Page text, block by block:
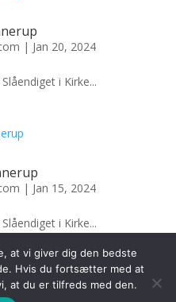
| Jan 20, 2024
i Kirke...
| Jan 15, 2024
i Kirke...
at vi giver dig den bedste
Hvis du fortsætter med at
at du er tilfreds med den.